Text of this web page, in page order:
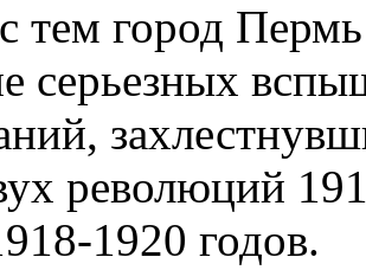
тем город
серьезных
революций
1920 годов.